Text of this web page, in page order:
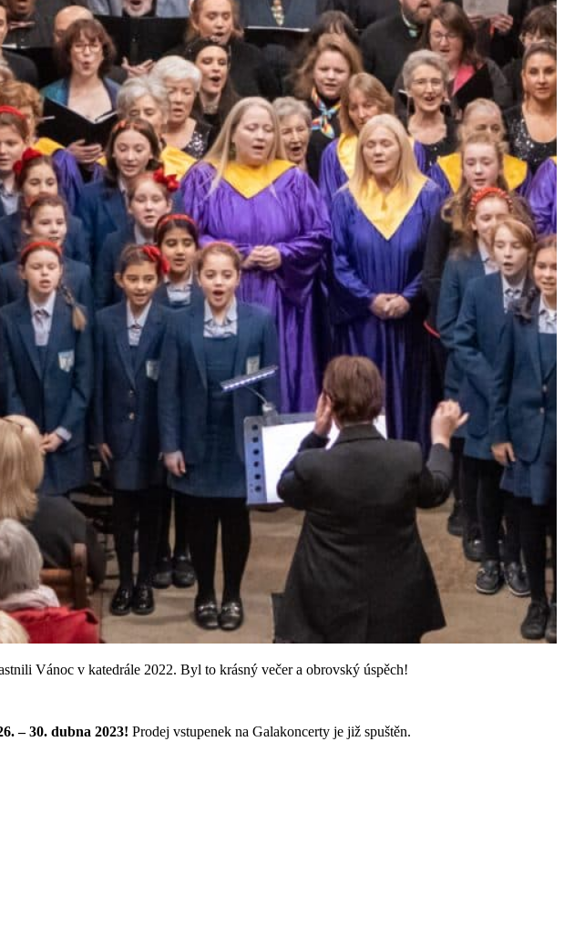
Vánoc v katedrále 2022. Byl to krásný večer a obrovský úspěch!
– 30. dubna 2023! Prodej vstupenek na Galakoncerty je již spuštěn.